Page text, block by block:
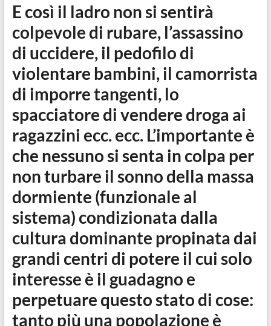
E così il ladro non si sentirà
colpevole di rubare, l’assassino
di uccidere, il pedofilo di
violentare bambini, il camorrista
di imporre tangenti, lo
spacciatore di vendere droga ai
ragazzini ecc. ecc. L’importante è
che nessuno si senta in colpa per
non turbare il sonno della massa
dormiente (funzionale al
sistema) condizionata dalla
cultura dominante propinata dai
grandi centri di potere il cui solo
interesse è il guadagno e
perpetuare questo stato di cose:
tanto più una popolazione è